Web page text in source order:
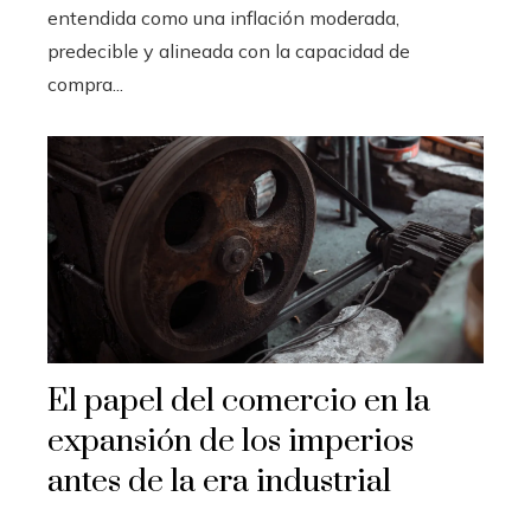
entendida como una inflación moderada,
predecible y alineada con la capacidad de
compra...
El papel del comercio en la
expansión de los imperios
antes de la era industrial